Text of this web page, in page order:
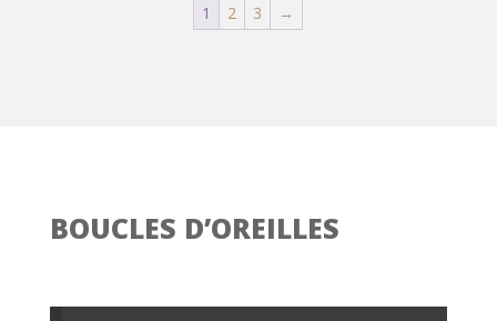
1 2 3 →
BOUCLES D’OREILLES